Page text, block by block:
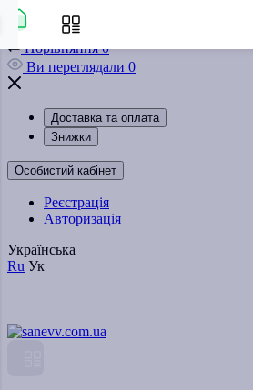
Закладки
Порівняння 0
Ви переглядали 0
Доставка та оплата
Знижки
Особистий кабінет
Реєстрація
Авторизація
Українська
Ru Ук